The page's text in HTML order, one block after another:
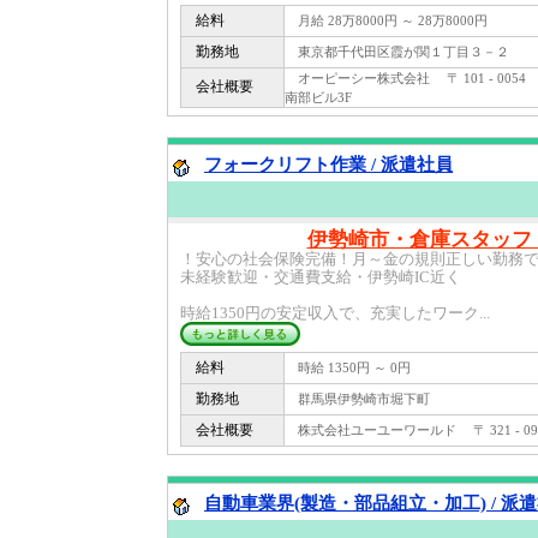
給料 月給 28万8000円 ～ 28万8000円
勤務地 東京都千代田区霞が関１丁目３－２
会社概要
オーピーシー株式会社 〒 101 - 0054
南部ビル3F
フォークリフト作業 / 派遣社員
伊勢崎市・倉庫スタッ
！安心の社会保険完備！月～金の規則正しい勤務
未経験歓迎・交通費支給・伊勢崎IC近く
時給1350円の安定収入で、充実したワーク...
給料 時給 1350円 ～ 0円
勤務地 群馬県伊勢崎市堀下町
会社概要 株式会社ユーユーワールド 〒 321 -
自動車業界(製造・部品組立・加工) / 派